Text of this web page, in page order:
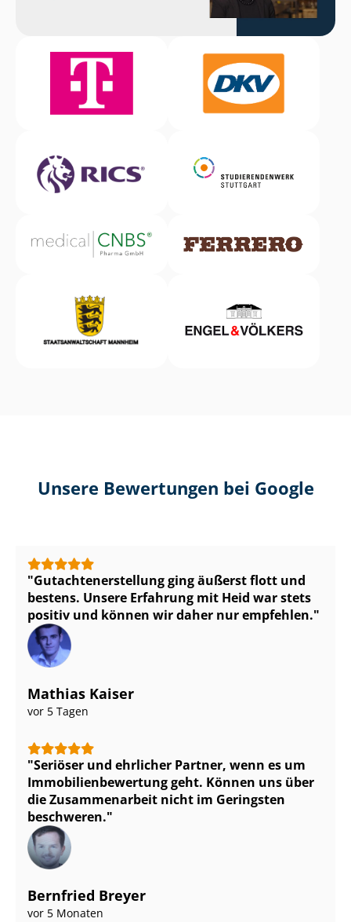
Unsere Bewertungen bei Google
Gut­ach­ten­er­stel­lung ging äußerst flott und
bestens. Unsere Erfahrung mit Heid war stets
positiv und können wir daher nur empfehlen.
Mathias Kaiser
vor 5 Tagen
Seriöser und ehrlicher Partner, wenn es um
Im­mo­bi­li­en­be­wer­tung geht. Können uns über
die Zusammenarbeit nicht im Geringsten
beschweren.
Bernfried Breyer
vor 5 Monaten